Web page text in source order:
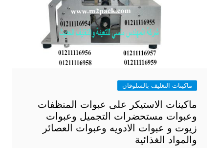
ماكينات التغليف بالسلوفان
ماكينات الاستيكر على عبوات المنظفات
وعبوات مستحضرات التجميل وعبوات
زيوت و عبوات الادويه وعبوات العصائر
والمواد الغذائية